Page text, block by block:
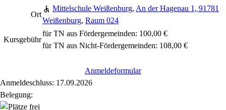
Ort
Mittelschule Weißenburg, An der Hagenau 1, 91781
Weißenburg, Raum 024
Kursgebühr
für TN aus Fördergemeinden: 100,00 €
für TN aus Nicht-Fördergemeinden: 108,00 €
Anmeldeformular
Anmeldeschluss: 17.09.2026
Belegung: